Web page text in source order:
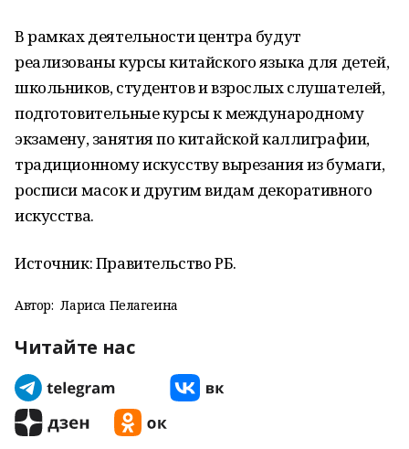
В рамках деятельности центра будут
реализованы курсы китайского языка для детей,
школьников, студентов и взрослых слушателей,
подготовительные курсы к международному
экзамену, занятия по китайской каллиграфии,
традиционному искусству вырезания из бумаги,
росписи масок и другим видам декоративного
искусства.
Источник: Правительство РБ.
Автор: Лариса Пелагеина
Читайте нас